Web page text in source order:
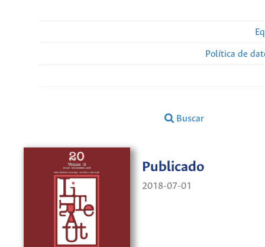
Política de
Buscar
Publicado
2018-07-01